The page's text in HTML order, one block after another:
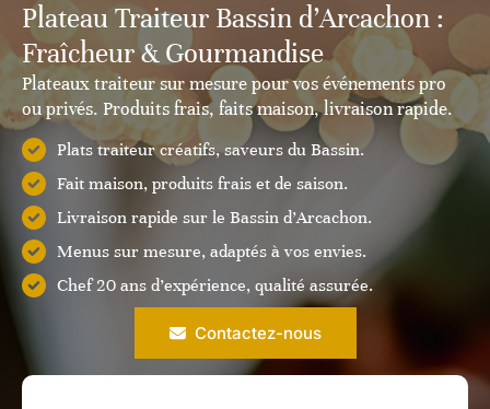
Plateau Traiteur Bassin d’Arcachon :
Fraîcheur & Gourmandise
Plateaux traiteur sur mesure pour vos événements pro
ou privés. Produits frais, faits maison, livraison rapide.
Plats traiteur créatifs, saveurs du Bassin.
Fait maison, produits frais et de saison.
Livraison rapide sur le Bassin d’Arcachon.
Menus sur mesure, adaptés à vos envies.
Chef 20 ans d’expérience, qualité assurée.
Contactez-nous